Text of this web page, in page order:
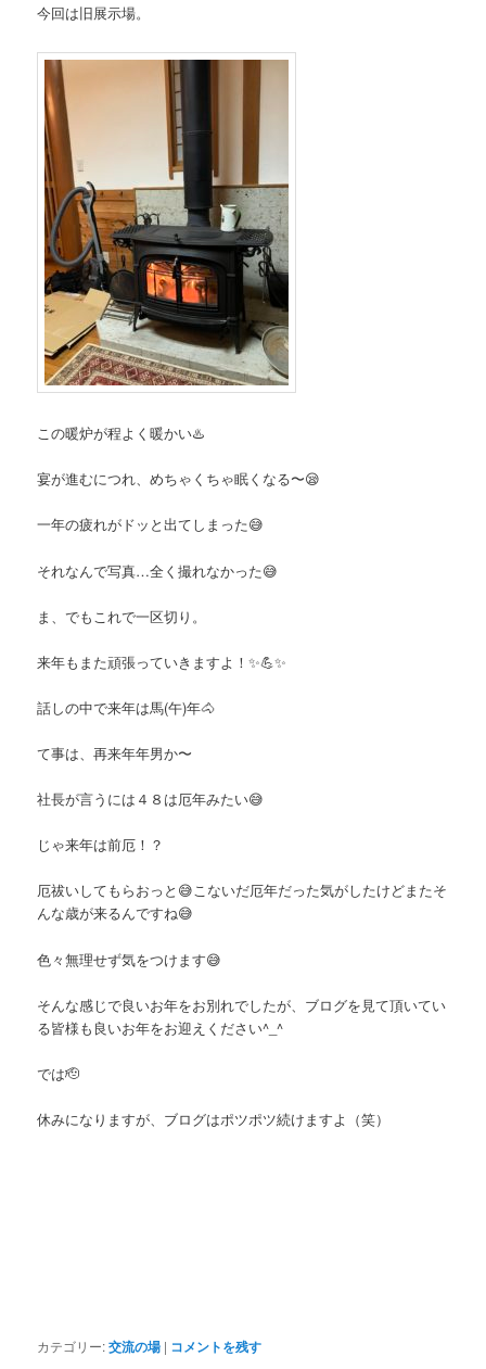
今回は旧展示場。
この暖炉が程よく暖かい♨️
宴が進むにつれ、めちゃくちゃ眠くなる〜😪
一年の疲れがドッと出てしまった😅
それなんで写真…全く撮れなかった😅
ま、でもこれで一区切り。
来年もまた頑張っていきますよ！✨💪✨
話しの中で来年は馬(午)年🐴
て事は、再来年年男か〜
社長が言うには４８は厄年みたい😅
じゃ来年は前厄！？
厄祓いしてもらおっと😅こないだ厄年だった気がしたけどまたそ
んな歳が来るんですね😅
色々無理せず気をつけます😅
そんな感じで良いお年をお別れでしたが、ブログを見て頂いてい
る皆様も良いお年をお迎えください^_^
では🫡
休みになりますが、ブログはポツポツ続けますよ（笑）
カテゴリー:交流の場 | コメントを残す